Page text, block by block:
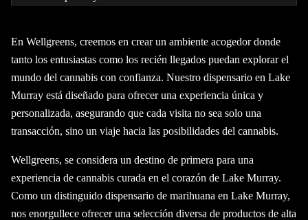
En Wellgreens, creemos en crear un ambiente acogedor donde
tanto los entusiastas como los recién llegados puedan explorar el
mundo del cannabis con confianza. Nuestro dispensario en Lake
Murray está diseñado para ofrecer una experiencia única y
personalizada, asegurando que cada visita no sea solo una
transacción, sino un viaje hacia las posibilidades del cannabis.
Wellgreens, se considera un destino de primera para una
experiencia de cannabis curada en el corazón de Lake Murray.
Como un distinguido dispensario de marihuana en Lake Murray,
nos enorgullece ofrecer una selección diversa de productos de alta